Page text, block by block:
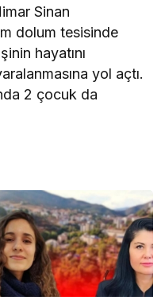
Sinan
dolum tesisinde
hayatını
yol açtı.
2 çocuk da